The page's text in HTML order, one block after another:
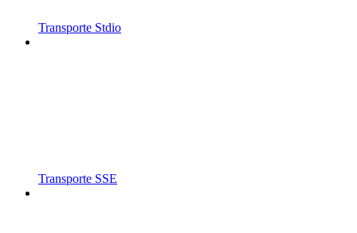
Transporte Stdio
Transporte SSE